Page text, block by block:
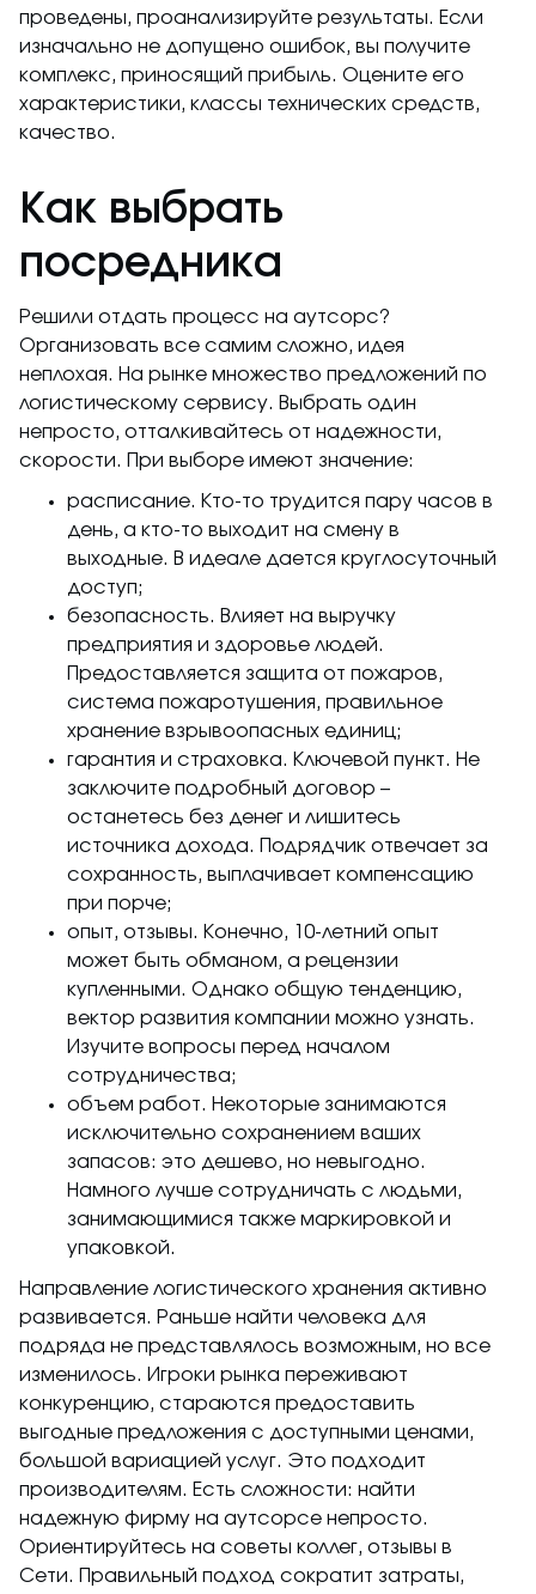
проведены, проанализируйте результаты. Если
изначально не допущено ошибок, вы получите
комплекс, приносящий прибыль. Оцените его
характеристики, классы технических средств,
качество.
Как выбрать
посредника
Решили отдать процесс на аутсорс?
Организовать все самим сложно, идея
неплохая. На рынке множество предложений по
логистическому сервису. Выбрать один
непросто, отталкивайтесь от надежности,
скорости. При выборе имеют значение:
расписание. Кто-то трудится пару часов в
день, а кто-то выходит на смену в
выходные. В идеале дается круглосуточный
доступ;
безопасность. Влияет на выручку
предприятия и здоровье людей.
Предоставляется защита от пожаров,
система пожаротушения, правильное
хранение взрывоопасных единиц;
гарантия и страховка. Ключевой пункт. Не
заключите подробный договор –
останетесь без денег и лишитесь
источника дохода. Подрядчик отвечает за
сохранность, выплачивает компенсацию
при порче;
опыт, отзывы. Конечно, 10-летний опыт
может быть обманом, а рецензии
купленными. Однако общую тенденцию,
вектор развития компании можно узнать.
Изучите вопросы перед началом
сотрудничества;
объем работ. Некоторые занимаются
исключительно сохранением ваших
запасов: это дешево, но невыгодно.
Намного лучше сотрудничать с людьми,
занимающимися также маркировкой и
упаковкой.
Направление логистического хранения активно
развивается. Раньше найти человека для
подряда не представлялось возможным, но все
изменилось. Игроки рынка переживают
конкуренцию, стараются предоставить
выгодные предложения с доступными ценами,
большой вариацией услуг. Это подходит
производителям. Есть сложности: найти
надежную фирму на аутсорсе непросто.
Ориентируйтесь на советы коллег, отзывы в
Сети. Правильный подход сократит затраты,